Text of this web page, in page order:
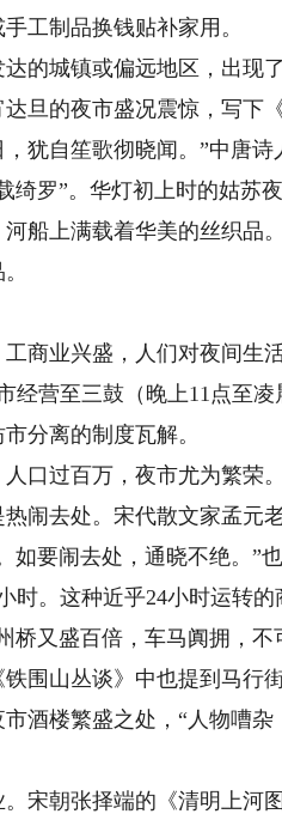
工制品换钱贴补家用。
城镇或偏远地区，出现
旦的夜市盛况震惊，写下
犹自笙歌彻晓闻。”中唐
绮罗”。华灯初上时的姑苏
船上满载着华美的丝织品
业兴盛，人们对夜间生
经营至三鼓（晚上11点至
分离的制度瓦解。
过百万，夜市尤为繁荣
闹去处。宋代散文家孟元
如要闹去处，通晓不绝。”
。这种近乎24小时运转的
桥又盛百倍，车马阗拥，
围山丛谈》中也提到马行
酒楼繁盛之处，“人物嘈杂
朝张择端的《清明上河